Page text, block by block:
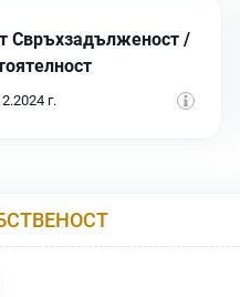
Свръхзадълженост /
г.